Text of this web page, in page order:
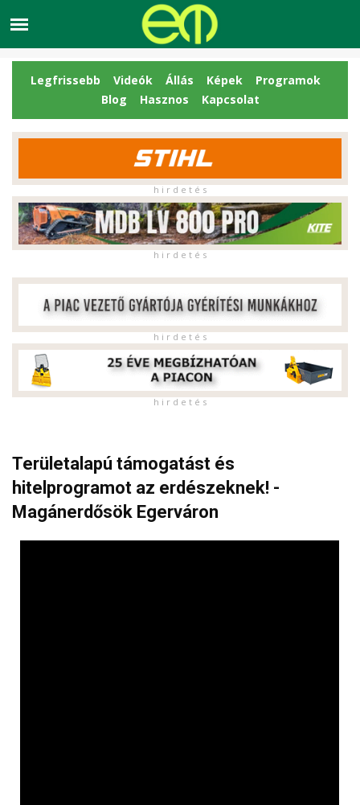
Legfrissebb Videók Állás Képek
Programok
Blog
Hasznos Kapcsolat
h i r d e t é s
h i r d e t é s
h i r d e t é s
h i r d e t é s
Területalapú támogatást és
hitelprogramot az erdészeknek! -
Magánerdősök Egerváron